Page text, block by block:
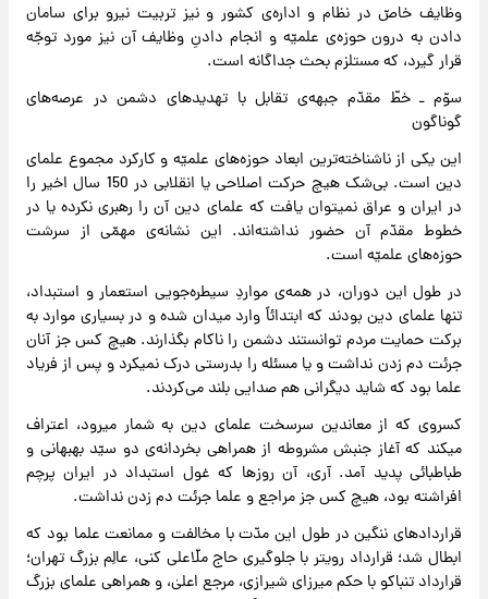
وظایف خاصّ در نظام و اداره‌ی کشور و نیز تربیت نیرو برای سامان
دادن به درون حوزه‌ی علمیّه و انجام دادنِ وظایف آن نیز مورد توجّه
قرار گیرد، که مستلزم بحث جداگانه است.
سوّم ـ خطّ مقدّم جبهه‌ی تقابل با تهدیدهای دشمن در عرصه‌های
گوناگون
این یکی از ناشناخته‌ترین ابعاد حوزه‌های علمیّه و کارکرد مجموع‌ علمای
دین است. بی‌شک هیچ حرکت اصلاحی یا انقلابی در 150 سال اخیر را
در ایران و عراق نمیتوان یافت که علمای دین آن را رهبری نکرده یا در
خطوط مقدّم آن حضور نداشته‌اند. این نشانه‌ی مهمّی از سرشت
حوزه‌های علمیّه است.
در طول این دوران، در همه‌ی مواردِ سیطره‌جویی استعمار و استبداد،
تنها علمای دین بودند که ابتدائاً وارد میدان شده و در بسیاری موارد به
برکت حمایت مردم توانستند دشمن را ناکام بگذارند. هیچ کس جز آنان
جرئت دم زدن نداشت و یا مسئله را بدرستی درک نمیکرد و پس از فریاد
علما بود که شاید دیگرانی هم صدایی بلند می‌کردند.
کسروی که از معاندین سرسخت علمای دین به شمار میرود، اعتراف
میکند که آغاز جنبش مشروطه از همراهی بخردانه‌ی دو سیّد بهبهانی و
طباطبائی پدید آمد. آری، آن روزها که غول استبداد در ایران پرچم
افراشته بود، هیچ کس جز مراجع و علما جرئت دم زدن نداشت.
قراردادهای ننگین در طول این مدّت با مخالفت و ممانعت علما بود که
ابطال شد؛ قرارداد رویتر با جلوگیری حاج ملّاعلی کنی، عالِم بزرگ تهران؛
قرارداد تنباکو با حکم میرزای شیرازی، مرجع اعلیٰ، و همراهی علمای بزرگ